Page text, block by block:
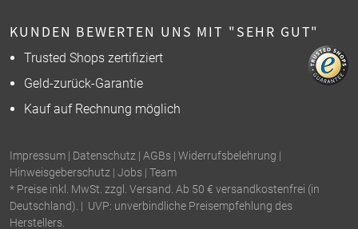
KUNDEN BEWERTEN UNS MIT "SEHR GUT"
Trusted Shops zertifiziert
Geld-zurück-Garantie
Kauf auf Rechnung möglich
Impressum Datenschutz AGBs Widerrufsbelehrung
Hinweisgeberschutz Jobs Team
* Preise inkl. MwSt. zzgl. Versand. Ab 50 € versandkostenfrei (in
Deutschland). | UVP: unverbindliche Preisempfehlung des
Herstellers.